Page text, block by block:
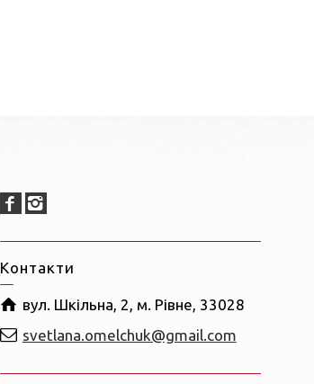
Контакти
вул. Шкільна, 2, м. Рівне, 33028
svetlana.omelchuk@gmail.com